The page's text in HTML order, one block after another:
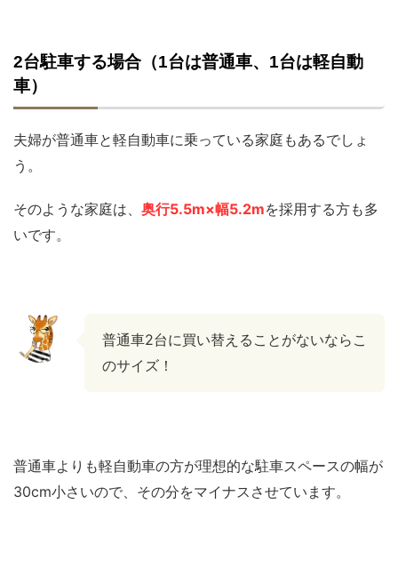
2台駐車する場合（1台は普通車、1台は軽自動
車）
夫婦が普通車と軽自動車に乗っている家庭もあるでしょ
う。
そのような家庭は、 奥行5.5m×幅5.2mを採用する方も多
いです。
普通車2台に買い替えることがないならこ
のサイズ！
普通車よりも軽自動車の方が理想的な駐車スペースの幅が
30cm小さいので、その分をマイナスさせています。